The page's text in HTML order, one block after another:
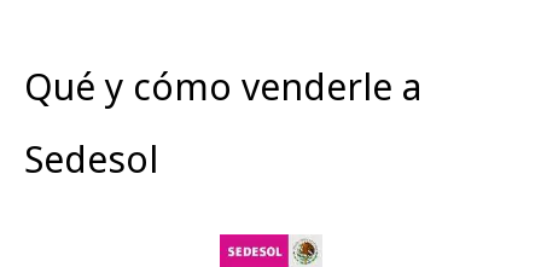
Qué y cómo venderle a
Sedesol